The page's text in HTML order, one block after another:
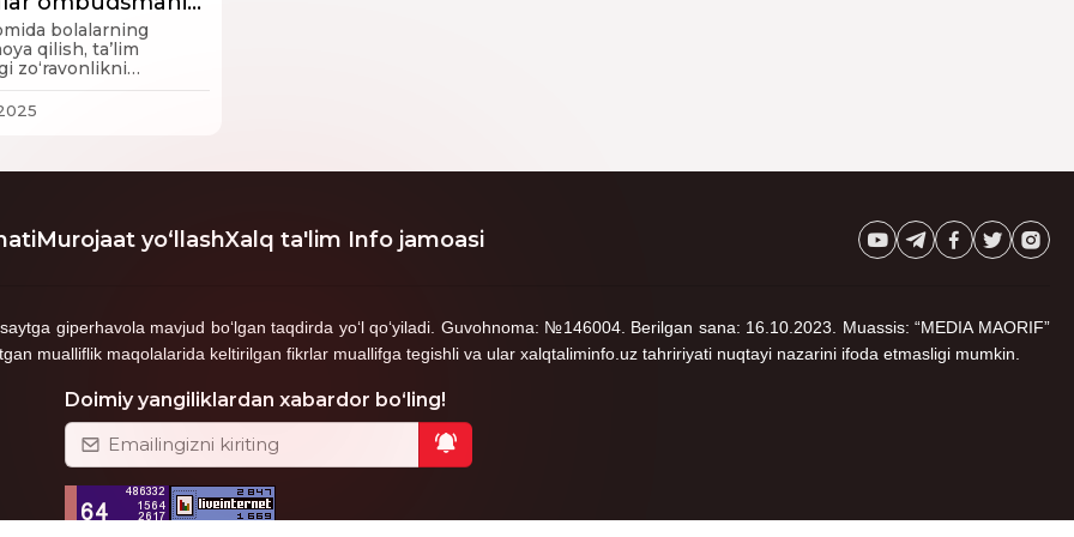
qayerda kimni nomiga yuborilishi ham
26-maktabda ishlayman, bizni buhgalter har gal bir
endi oktyabrda to‘ladi, lekin xalqaro sertifikatim
oyliklarni tushirib qoldiribdi, buhgalterlar ham
bolalarning
qilish, ta’lim
zo‘ravonlikni
pedagoglarning
Murojaat yo‘llashXalq ta'lim Info jamoasi
giperhavola mavjud bo‘lgan taqdirda yo‘l qo‘yiladi. Guvohnoma: №146004. Berilgan sana: 16.10.2023. Muassis: “MEDIA MAORIF”
mualliflik maqolalarida keltirilgan fikrlar muallifga tegishli va ular xalqtaliminfo.uz tahririyati nuqtayi nazarini ifoda etmasligi mumkin.
Doimiy yangiliklardan xabardor bo‘ling!